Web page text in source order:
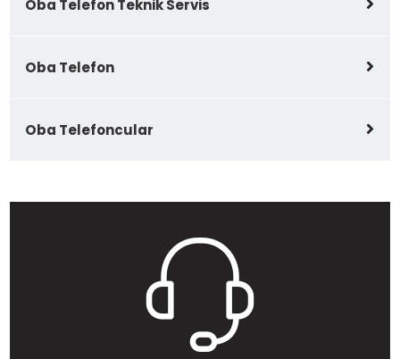
Oba Telefon Teknik Servis
Oba Telefon
Oba Telefoncular